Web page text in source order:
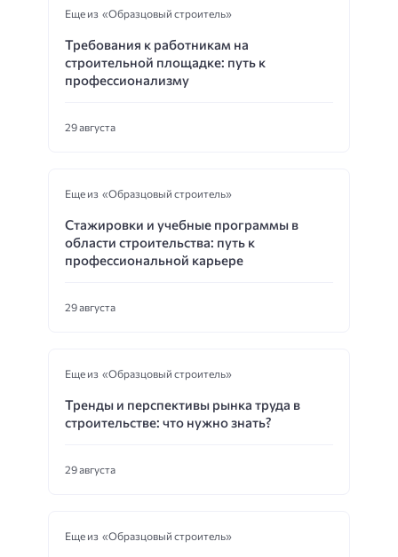
Еще из «Образцовый строитель»
Требования к работникам на
строительной площадке: путь к
профессионализму
29 августа
Еще из «Образцовый строитель»
Стажировки и учебные программы в
области строительства: путь к
профессиональной карьере
29 августа
Еще из «Образцовый строитель»
Тренды и перспективы рынка труда в
строительстве: что нужно знать?
29 августа
Еще из «Образцовый строитель»